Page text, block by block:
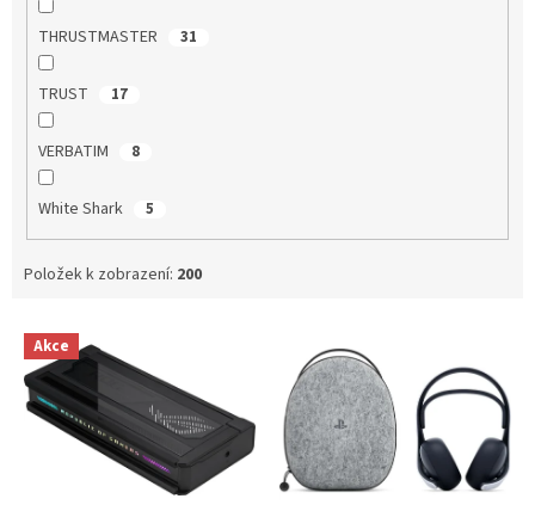
THRUSTMASTER 31
TRUST 17
VERBATIM 8
White Shark 5
Položek k zobrazení: 200
p
Akce